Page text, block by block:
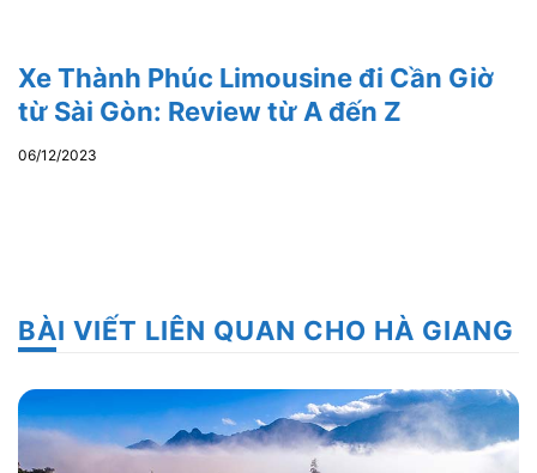
Xe Thành Phúc Limousine đi Cần Giờ
từ Sài Gòn: Review từ A đến Z
06/12/2023
BÀI VIẾT LIÊN QUAN CHO HÀ GIANG